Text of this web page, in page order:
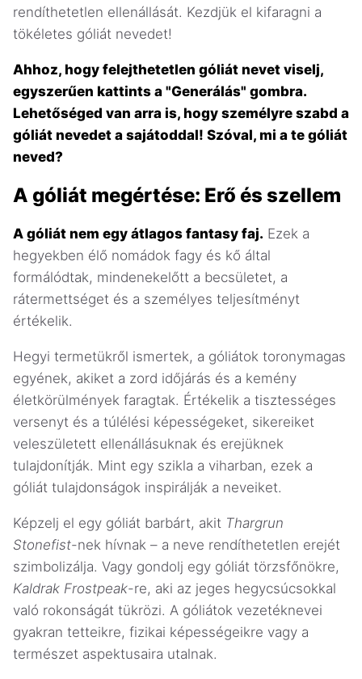
rendíthetetlen ellenállását. Kezdjük el kifaragni a
tökéletes góliát nevedet!
Ahhoz, hogy felejthetetlen góliát nevet viselj,
egyszerűen kattints a "Generálás" gombra.
Lehetőséged van arra is, hogy személyre szabd a
góliát nevedet a sajátoddal! Szóval, mi a te góliát
neved?
A góliát megértése: Erő és szellem
A góliát nem egy átlagos fantasy faj. Ezek a
hegyekben élő nomádok fagy és kő által
formálódtak, mindenekelőtt a becsületet, a
rátermettséget és a személyes teljesítményt
értékelik.
Hegyi termetükről ismertek, a góliátok toronymagas
egyének, akiket a zord időjárás és a kemény
életkörülmények faragtak. Értékelik a tisztességes
versenyt és a túlélési képességeket, sikereiket
veleszületett ellenállásuknak és erejüknek
tulajdonítják. Mint egy szikla a viharban, ezek a
góliát tulajdonságok inspirálják a neveiket.
Képzelj el egy góliát barbárt, akit Thargrun
Stonefist-nek hívnak – a neve rendíthetetlen erejét
szimbolizálja. Vagy gondolj egy góliát törzsfőnökre,
Kaldrak Frostpeak-re, aki az jeges hegycsúcsokkal
való rokonságát tükrözi. A góliátok vezetéknevei
gyakran tetteikre, fizikai képességeikre vagy a
természet aspektusaira utalnak.